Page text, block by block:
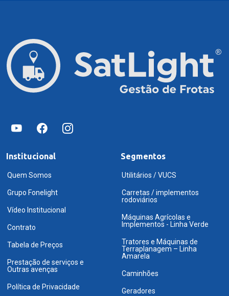
Institucional
Quem Somos
Grupo Fonelight
Vídeo Institucional
Contrato
Tabela de Preços
Prestação de serviços e
Outras avenças
Política de Privacidade
Segmentos
Utilitários / VUCS
Carretas / implementos
rodoviários
Máquinas Agrícolas e
Implementos - Linha Verde
Tratores e Máquinas de
Terraplanagem – Linha
Amarela
Caminhões
Geradores